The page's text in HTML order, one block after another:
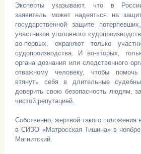
Эксперты указывают, что в России
заявитель может надеяться на
государственной защите
участников уголовного
во-первых, охраняют только
судопроизводства. И во-вторых,
органа дознания или следственного
отважному человеку, чтобы помочь
втянуть себя в длительные
доверить свою безопасность людям,
чистой репутацией.
Собственно, жертвой такого положения
в СИЗО «Матросская Тишина» в
Магнитский.